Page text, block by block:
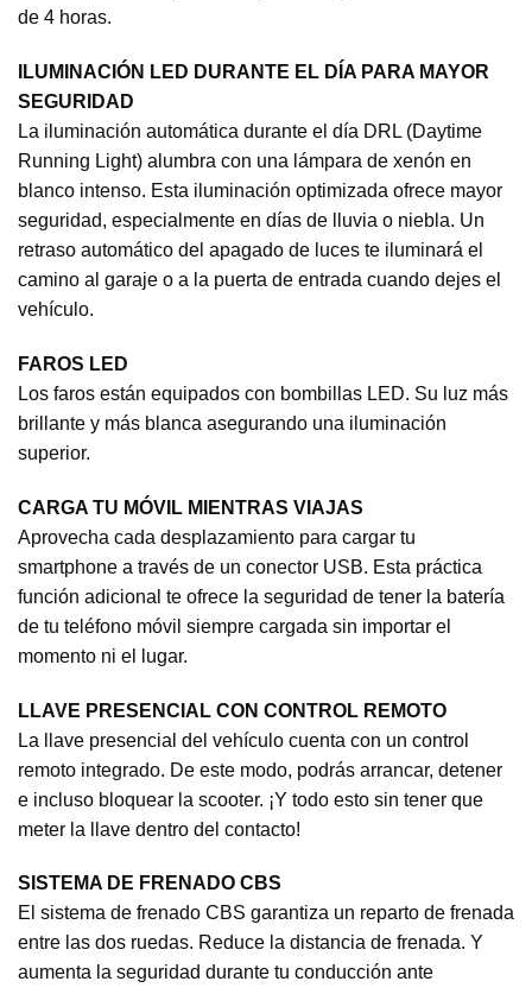
de 4 horas.
ILUMINACIÓN LED DURANTE EL DÍA PARA MAYOR
SEGURIDAD
La iluminación automática durante el día DRL (Daytime
Running Light) alumbra con una lámpara de xenón en
blanco intenso. Esta iluminación optimizada ofrece mayor
seguridad, especialmente en días de lluvia o niebla. Un
retraso automático del apagado de luces te iluminará el
camino al garaje o a la puerta de entrada cuando dejes el
vehículo.
FAROS LED
Los faros están equipados con bombillas LED. Su luz más
brillante y más blanca asegurando una iluminación
superior.
CARGA TU MÓVIL MIENTRAS VIAJAS
Aprovecha cada desplazamiento para cargar tu
smartphone a través de un conector USB. Esta práctica
función adicional te ofrece la seguridad de tener la batería
de tu teléfono móvil siempre cargada sin importar el
momento ni el lugar.
LLAVE PRESENCIAL CON CONTROL REMOTO
La llave presencial del vehículo cuenta con un control
remoto integrado. De este modo, podrás arrancar, detener
e incluso bloquear la scooter. ¡Y todo esto sin tener que
meter la llave dentro del contacto!
SISTEMA DE FRENADO CBS
El sistema de frenado CBS garantiza un reparto de frenada
entre las dos ruedas. Reduce la distancia de frenada. Y
aumenta la seguridad durante tu conducción ante